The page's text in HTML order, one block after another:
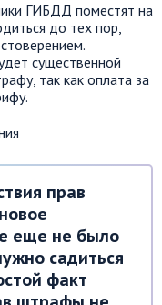
ГИБДД поместят на
до тех пор,
существенной
так как оплата за
прав
еще не было
садиться
факт